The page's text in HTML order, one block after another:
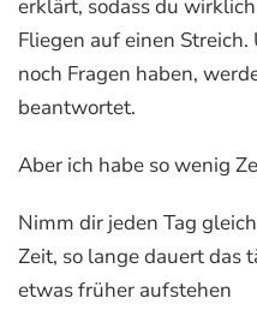
erklärt, sodass du
Fliegen auf einen
noch Fragen haben,
beantwortet.
Aber ich habe so wenig
Nimm dir jeden Tag
Zeit, so lange dauert das
etwas früher aufstehen